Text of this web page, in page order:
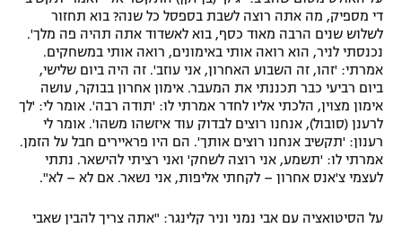
די מספיק, מה אתה רוצה לשבת בספסל כל שנה? בוא תחזור
לשלוש שנים הרבה מאוד כסף, בוא לאשדוד אתה תהיה פה מלך'.
נכנסתי לניר, הוא רואה אותי באימונים, רואה אותי במשחקים.
אמרתי: 'זהו, זה השבוע האחרון, אני עוזב'. זה היה ביום שלישי,
ביום רביעי כבר תכננתי את המעבר. אימון אחרון בבוקר, עושה
אימון מצוין, הלכתי אליו לחדר אמרתי לו: 'תודה רבה'. אומר לי: 'לך
לרענן (סובול), אנחנו רוצים לבדוק עוד איזשהו משהו'. אומר לי
רענון: 'תקשיב אנחנו רוצים אותך'. הם היו פראיירים חבל על הזמן.
אמרתי לו: 'תשמע, אני רוצה לשחק' ואני רציתי להישאר. נתתי
לעצמי צ'אנס אחרון – לקחתי אליפות, אני נשאר. אם לא – לא".
על הסיטואציה עם אבי נמני וניר קלינגר: "אתה צריך להבין שאבי